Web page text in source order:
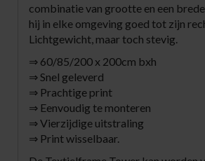
combinatie van grootte en een
hij in elke omgeving goed tot zijn
Lichtgewicht, maar toch stevig.
⇒ 60/85/200 x 200cm bxh
⇒ Snel geleverd
⇒ Prachtige print
⇒ Eenvoudig te monteren
⇒ Vierzijdige uitstraling
⇒ Print wisselbaar.